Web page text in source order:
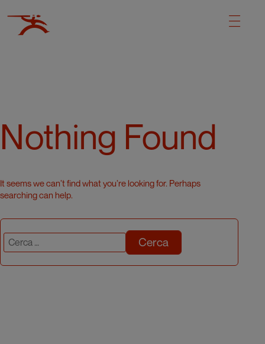
Nothing Found
It seems we can’t find what you’re looking for. Perhaps
searching can help.
Cerca: